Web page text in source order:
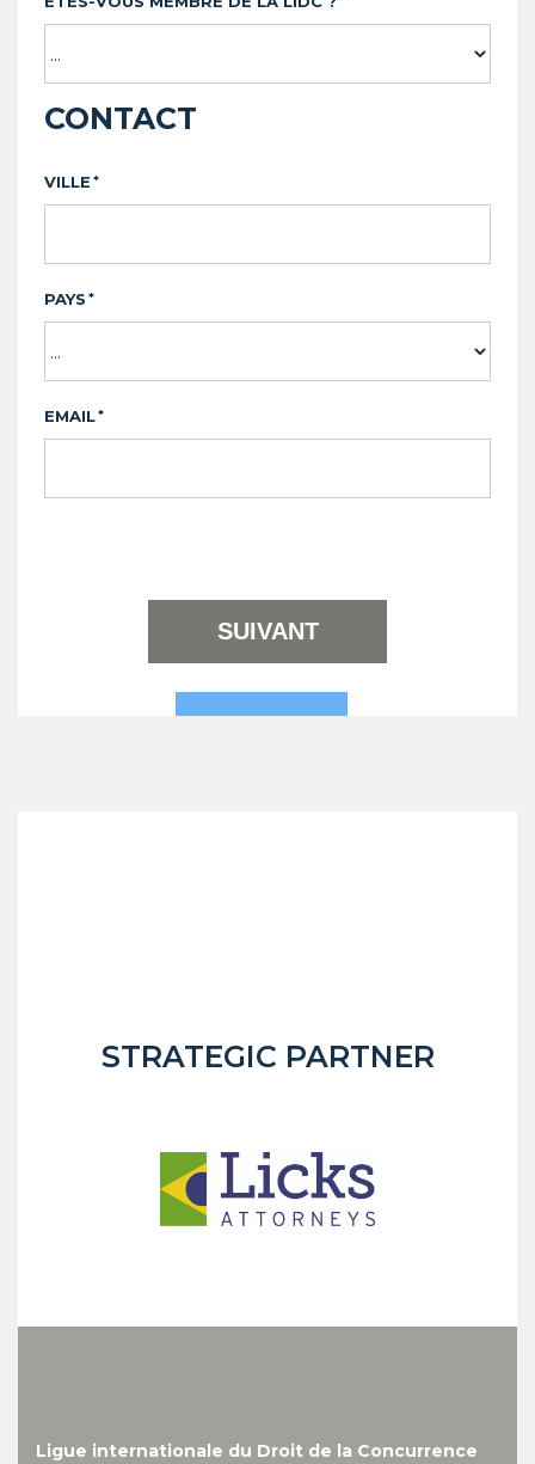
CONTACT
VILLE *
PAYS *
EMAIL*
STRATEGIC PARTNER
Ligue internationale du Droit de la Concurrence